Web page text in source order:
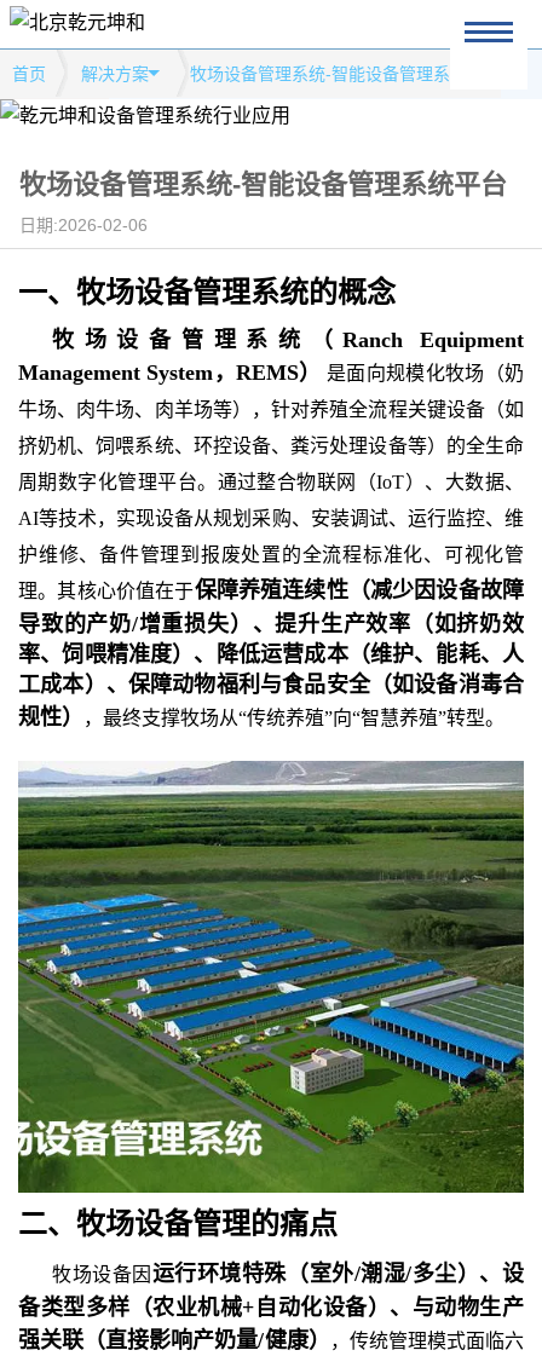
首页 解决方案 牧场设备管理系统-智能设备管理系统平台
牧场设备管理系统-智能设备管理系统平台
日期:2026-02-06
一、牧场设备管理系统的概念
牧场设备管理系统（Ranch Equipment
Management System，REMS）
是面向规模化牧场（奶
牛场、肉牛场、肉羊场等），针对养殖全流程关键设备（如
挤奶机、饲喂系统、环控设备、粪污处理设备等）的全生命
周期数字化管理平台。通过整合物联网（IoT）、大数据、
AI等技术，实现设备从规划采购、安装调试、运行监控、维
护维修、备件管理到报废处置的全流程标准化、可视化管
理。其核心价值在于保障养殖连续性（减少因设备故障
导致的产奶/增重损失）、提升生产效率（如挤奶效
率、饲喂精准度）、降低运营成本（维护、能耗、人
工成本）、保障动物福利与食品安全（如设备消毒合
规性）
，最终支撑牧场从“传统养殖”向“智慧养殖”转型。
二、牧场设备管理的痛点
牧场设备因 运行环境特殊（室外/潮湿/多尘）、设
备类型多样（农业机械+自动化设备）、与动物生产
强关联（直接影响产奶量/健康）
，传统管理模式面临六